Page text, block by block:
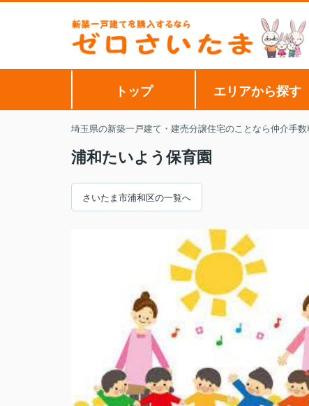
トップ エリアから探す
埼玉県の新築一戸建て・建売分譲住宅のことなら仲介手
浦和たいよう保育園
さいたま市浦和区の一覧へ